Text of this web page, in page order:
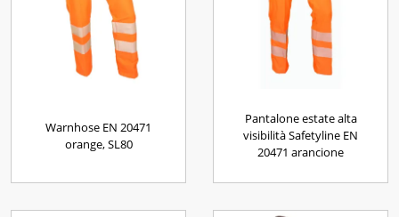
Warnhose EN 20471
orange, SL80
Pantalone estate alta
visibilità Safetyline EN
20471 arancione